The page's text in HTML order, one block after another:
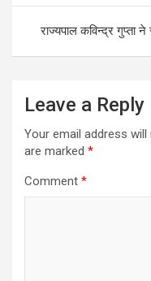
राज्यपाल कविन्द्र गुप्ता ने
Leave a Reply
Your email address will
are marked *
Comment *